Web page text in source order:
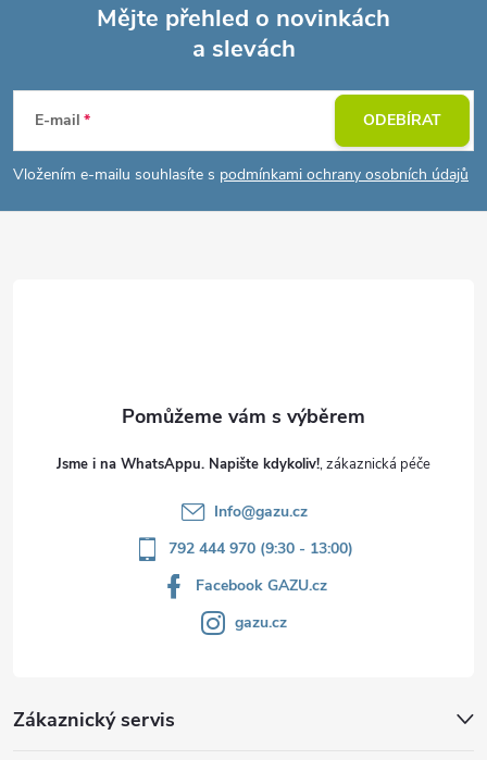
p
a
Mějte přehled o novinkách
a slevách
E-mail
Vložením e-mailu souhlasíte s podmínkami ochrany osobních údajů
ODEBÍRAT
Jsme i na WhatsAppu. Napište kdykoliv!
Info@gazu.cz
792 444 970 (9:30 - 13:00)
Facebook GAZU.cz
gazu.cz
Zákaznický servis